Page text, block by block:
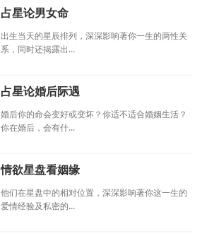
占星论男女命
出生当天的星辰排列，深深影响著你一生的两性关
系，同时还揭露出...
占星论婚后际遇
婚后你的命会变好或变坏？你适不适合婚姻生活？
你在婚后，会有什...
情欲星盘看姻缘
他们在星盘中的相对位置，深深影响著你这一生的
爱情经验及私密的...